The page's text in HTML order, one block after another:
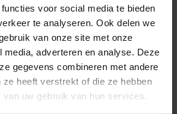
voor social media te bieden
te analyseren. Ook delen we
van onze site met onze
media, adverteren en analyse. Deze
gegevens combineren met andere
ze heeft verstrekt of die ze hebben
uw gebruik van hun services.